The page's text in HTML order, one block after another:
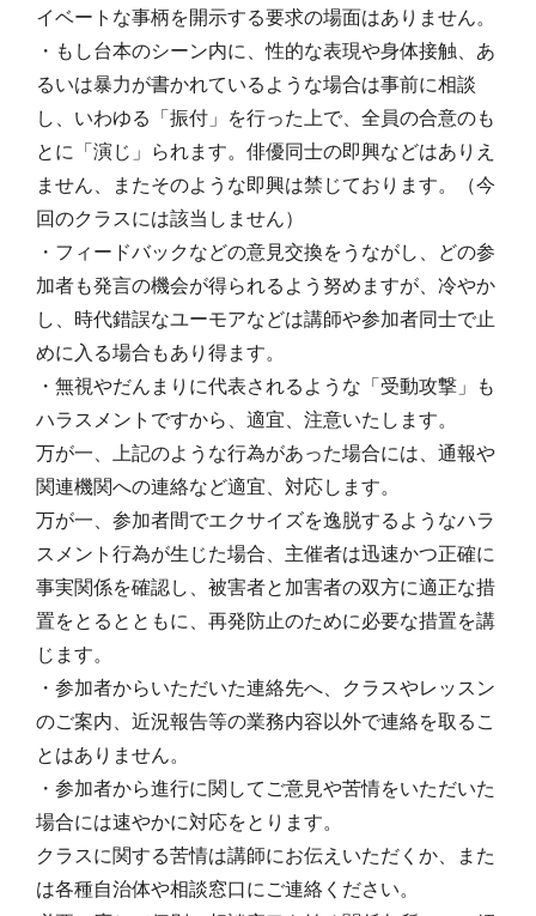
イベートな事柄を開示する要求の場面はありません。
・もし台本のシーン内に、性的な表現や身体接触、あ
るいは暴力が書かれているような場合は事前に相談
し、いわゆる「振付」を行った上で、全員の合意のも
とに「演じ」られます。俳優同士の即興などはありえ
ません、またそのような即興は禁じております。（今
回のクラスには該当しません）
・フィードバックなどの意見交換をうながし、どの参
加者も発言の機会が得られるよう努めますが、冷やか
し、時代錯誤なユーモアなどは講師や参加者同士で止
めに入る場合もあり得ます。
・無視やだんまりに代表されるような「受動攻撃」も
ハラスメントですから、適宜、注意いたします。
万が一、上記のような行為があった場合には、通報や
関連機関への連絡など適宜、対応します。
万が一、参加者間でエクサイズを逸脱するようなハラ
スメント行為が生じた場合、主催者は迅速かつ正確に
事実関係を確認し、被害者と加害者の双方に適正な措
置をとるとともに、再発防止のために必要な措置を講
じます。
・参加者からいただいた連絡先へ、クラスやレッスン
のご案内、近況報告等の業務内容以外で連絡を取るこ
とはありません。
・参加者から進行に関してご意見や苦情をいただいた
場合には速やかに対応をとります。
クラスに関する苦情は講師にお伝えいただくか、また
は各種自治体や相談窓口にご連絡ください。